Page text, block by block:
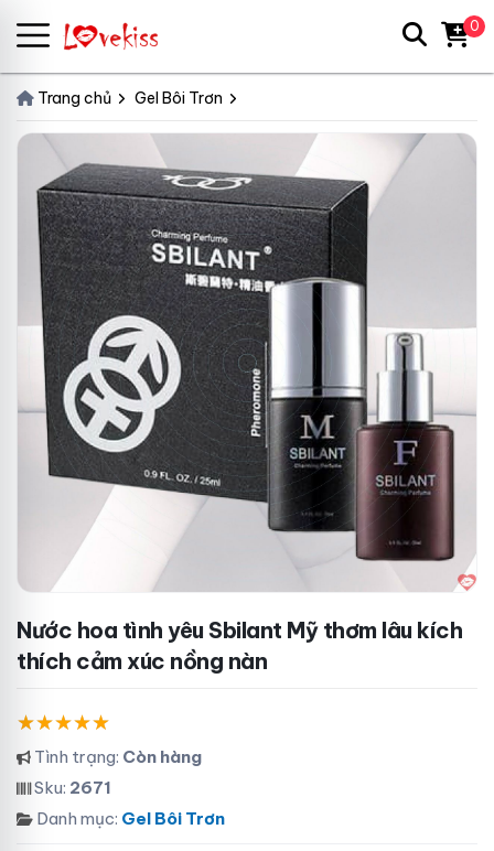
Trang chủ Gel Bôi Trơn
Nước hoa tình yêu Sbilant Mỹ thơm lâu kích
thích cảm xúc nồng nàn
Tình trạng: Còn hàng
Sku: 2671
Danh mục: Gel Bôi Trơn
0